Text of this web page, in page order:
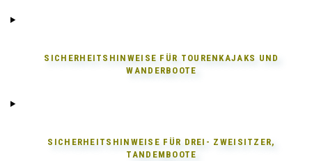
SICHERHEITSHINWEISE FÜR TOURENKAJAKS UND
WANDERBOOTE
SICHERHEITSHINWEISE FÜR DREI- ZWEISITZER,
TANDEMBOOTE